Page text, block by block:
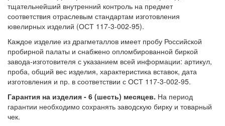
тщательнейший внутренний контроль на предмет
соответствия отраслевым стандартам изготовления
ювелирных изделий (ОСТ 117-3-002-95).
Каждое изделие из драгметаллов имеет пробу Российской
пробирной палаты и снабжено опломбированной биркой
завода-изготовителя с указанием всей информации: артикул,
проба, общий вес изделия, характеристика вставок, дата
изготовления и пр. в соответствии с ОСТ 117-3-002-95.
Гарантия на изделия - 6 (шесть) месяцев. На период
гарантии необходимо сохранять заводскую бирку и товарный
чек.